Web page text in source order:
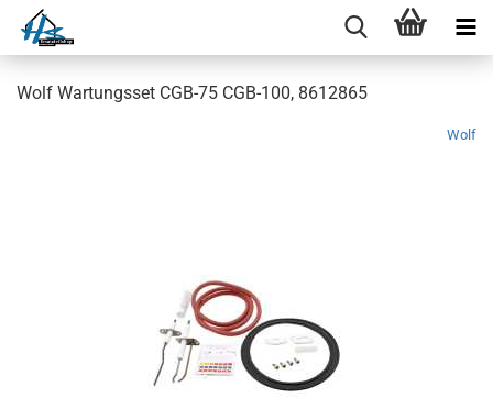
Wolf Wartungsset CGB-75 CGB-100, 8612865
Wolf